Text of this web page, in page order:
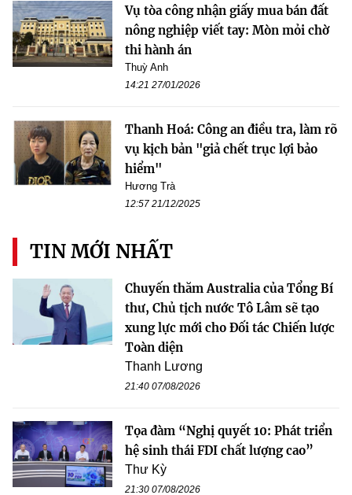
Vụ tòa công nhận giấy mua bán đất
nông nghiệp viết tay: Mòn mỏi chờ
thi hành án
Thuỳ Anh
14:21 27/01/2026
Thanh Hoá: Công an điều tra, làm rõ
vụ kịch bản "giả chết trục lợi bảo
hiểm"
Hương Trà
12:57 21/12/2025
TIN MỚI NHẤT
Chuyến thăm Australia của Tổng Bí
thư, Chủ tịch nước Tô Lâm sẽ tạo
xung lực mới cho Đối tác Chiến lược
Toàn diện
Thanh Lương
21:40 07/08/2026
Tọa đàm “Nghị quyết 10: Phát triển
hệ sinh thái FDI chất lượng cao”
Thư Kỳ
21:30 07/08/2026